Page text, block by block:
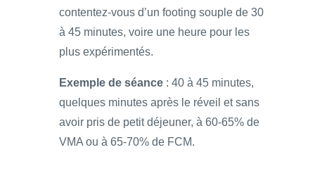
contentez-vous d’un footing souple de 30
à 45 minutes, voire une heure pour les
plus expérimentés.
Exemple de séance : 40 à 45 minutes,
quelques minutes après le réveil et sans
avoir pris de petit déjeuner, à 60-65% de
VMA ou à 65-70% de FCM.